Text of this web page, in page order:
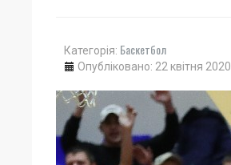
Категорія: Баскетбол
Опубліковано: 22 квітня 2020